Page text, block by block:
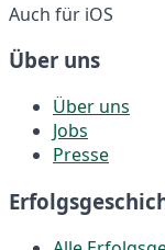
Auch für iOS
Über uns
Über uns
Jobs
Presse